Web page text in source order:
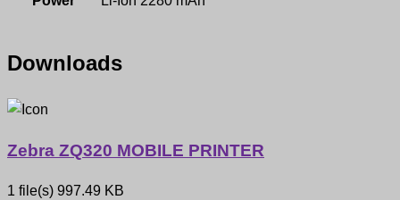
Downloads
Zebra ZQ320 MOBILE PRINTER
1 file(s) 997.49 KB